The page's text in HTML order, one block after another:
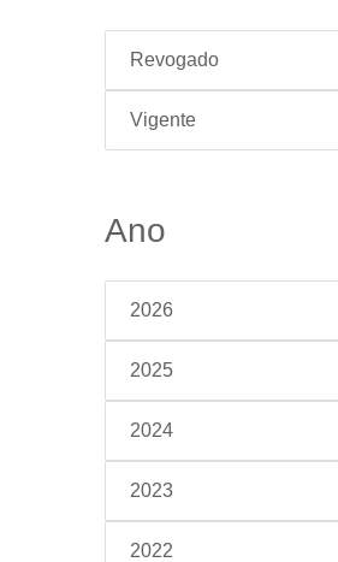
Revogado
Vigente
Ano
2026
2025
2024
2023
2022